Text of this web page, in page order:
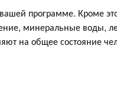
программе. Кроме
минеральные воды,
на общее состояние